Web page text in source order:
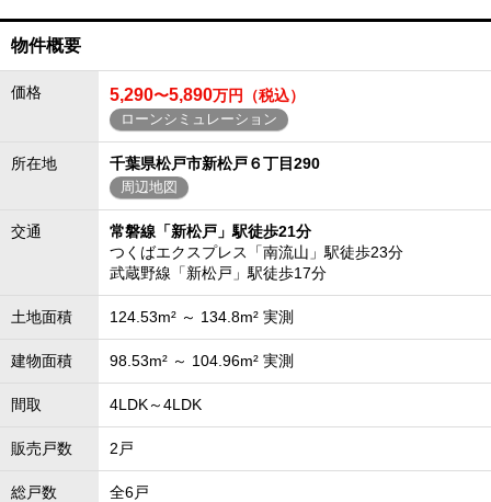
物件概要
価格 5,290〜5,890万円（税込）
ローンシミュレーション
所在地 千葉県松戸市新松戸６丁目290
周辺地図
交通
常磐線「新松戸」駅徒歩21分
つくばエクスプレス「南流山」駅徒歩23分
武蔵野線「新松戸」駅徒歩17分
土地面積 124.53m² ～ 134.8m² 実測
建物面積 98.53m² ～ 104.96m² 実測
間取 4LDK～4LDK
販売戸数 2戸
総戸数 全6戸